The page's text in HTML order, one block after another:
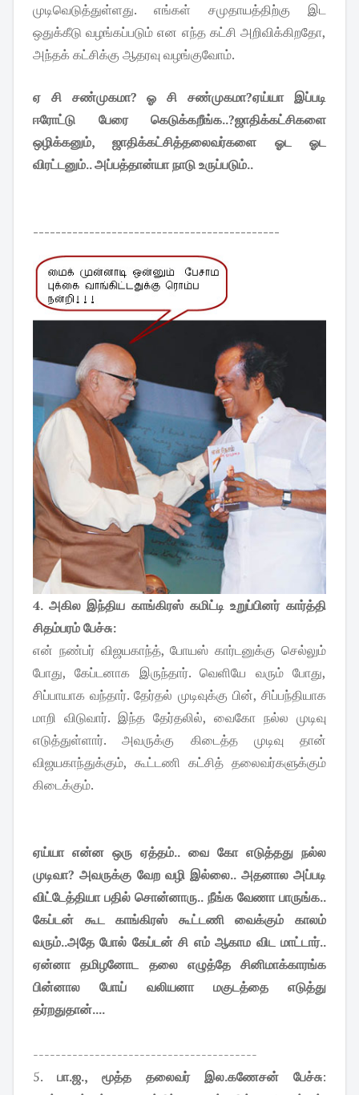
முடிவெடுத்துள்ளது. எங்கள் சமுதாயத்திற்கு இட
ஒதுக்கீடு வழங்கப்படும் என எந்த கட்சி அறிவிக்கிறதோ,
அந்தக் கட்சிக்கு ஆதரவு வழங்குவோம்.
ஏ சி சண்முகமா? ஓ சி சண்முகமா?ஏய்யா இப்படி
ஈரோட்டு பேரை கெடுக்கறீங்க..?ஜாதிக்கட்சிகளை
ஒழிக்கனும், ஜாதிக்கட்சித்தலைவர்களை ஓட ஓட
விரட்டனும்.. அப்பத்தான்யா நாடு உருப்படும்..
--------------------------------------------
4. அகில இந்திய காங்கிரஸ் கமிட்டி உறுப்பினர் கார்த்தி
சிதம்பரம் பேச்சு:
என் நண்பர் விஜயகாந்த், போயஸ் கார்டனுக்கு செல்லும்
போது, கேப்டனாக இருந்தார். வெளியே வரும் போது,
சிப்பாயாக வந்தார். தேர்தல் முடிவுக்கு பின், சிப்பந்தியாக
மாறி விடுவார். இந்த தேர்தலில், வைகோ நல்ல முடிவு
எடுத்துள்ளார். அவருக்கு கிடைத்த முடிவு தான்
விஜயகாந்துக்கும், கூட்டணி கட்சித் தலைவர்களுக்கும்
கிடைக்கும்.
ஏய்யா என்ன ஒரு ஏத்தம்.. வை கோ எடுத்தது நல்ல
முடிவா? அவருக்கு வேற வழி இல்லை.. அதனால அப்படி
விட்டேத்தியா பதில் சொன்னாரு.. நீங்க வேணா பாருங்க..
கேப்டன் கூட காங்கிரஸ் கூட்டணி வைக்கும் காலம்
வரும்..அதே போல் கேப்டன் சி எம் ஆகாம விட மாட்டார்..
ஏன்னா தமிழனோட தலை எழுத்தே சினிமாக்காரங்க
பின்னால போய் வலியனா மகுடத்தை எடுத்து
தர்றதுதான்....
----------------------------------------
5. பா.ஜ., மூத்த தலைவர் இல.கணேசன் பேச்சு: